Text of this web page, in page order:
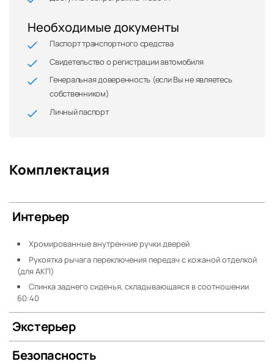
Необходимые документы
Паспорт транспортного средства
Свидетельство о регистрации автомобиля
Генеральная доверенность (если Вы не являетесь
собственником)
Личный паспорт
Комплектация
Интерьер
Хромированные внутренние ручки дверей
Рукоятка рычага переключения передач с кожаной отделкой
(для АКП)
Спинка заднего сиденья, складывающаяся в соотношении
60:40
Экстерьер
Безопасность